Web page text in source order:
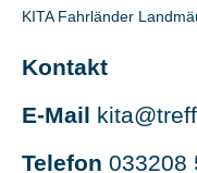
KITA Fahrländer
Kontakt
E-Mail
Telefon 033208